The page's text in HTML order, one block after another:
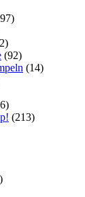
(92)
(14)
(213)